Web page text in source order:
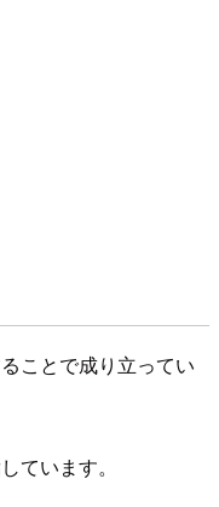
ことで成り立ってい
ています。